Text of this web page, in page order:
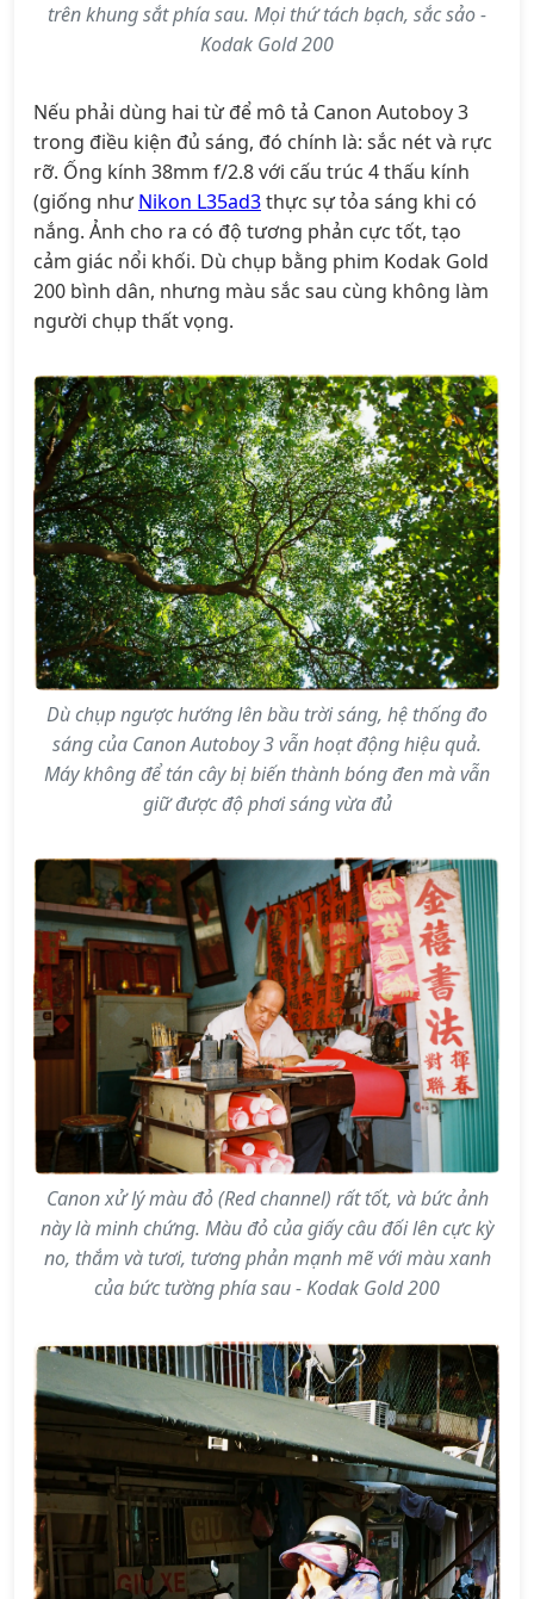
trên khung sắt phía sau. Mọi thứ tách bạch, sắc sảo -
Kodak Gold 200
Nếu phải dùng hai từ để mô tả Canon Autoboy 3
trong điều kiện đủ sáng, đó chính là: sắc nét và rực
rỡ. Ống kính 38mm f/2.8 với cấu trúc 4 thấu kính
(giống nhưNikon L35ad3thực sự tỏa sáng khi có
nắng. Ảnh cho ra có độ tương phản cực tốt, tạo
cảm giác nổi khối. Dù chụp bằng phim Kodak Gold
200 bình dân, nhưng màu sắc sau cùng không làm
người chụp thất vọng.
Dù chụp ngược hướng lên bầu trời sáng, hệ thống đo
sáng của Canon Autoboy 3 vẫn hoạt động hiệu quả.
Máy không để tán cây bị biến thành bóng đen mà vẫn
giữ được độ phơi sáng vừa đủ
Canon xử lý màu đỏ (Red channel) rất tốt, và bức ảnh
này là minh chứng. Màu đỏ của giấy câu đối lên cực kỳ
no, thắm và tươi, tương phản mạnh mẽ với màu xanh
của bức tường phía sau - Kodak Gold 200